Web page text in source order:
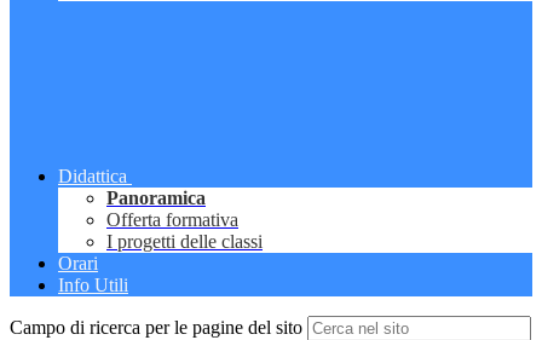
Didattica
Panoramica
Offerta formativa
I progetti delle classi
Orari
Info Utili
Campo di ricerca per le pagine del sito